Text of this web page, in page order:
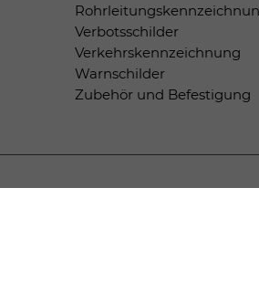
Verbotsschilder
Verkehrskennzeichnung
Warnschilder
Zubehör und Befestigung